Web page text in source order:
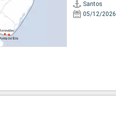
Santos
05/12/2026